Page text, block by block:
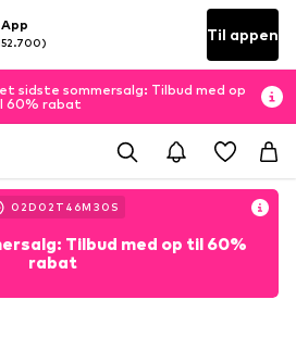
Til appen
sidste sommersalg: Tilbud med op
60% rabat
02D 02 T 46M 29 S
Tilbud med op til 60%
rabat